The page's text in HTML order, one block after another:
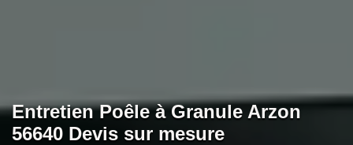
Entretien Poêle à Granule Arzon
56640 Devis sur mesure